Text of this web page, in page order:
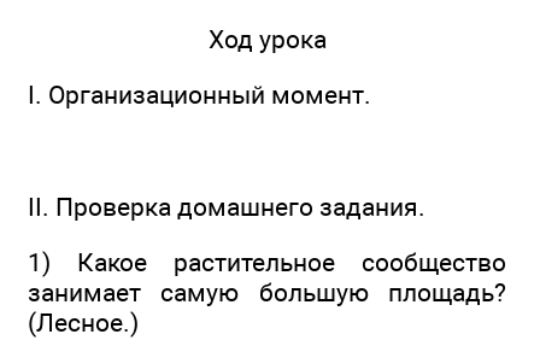
Ход урока
I. Организационный момент.
II. Проверка домашнего задания.
1) Какое растительное сообщество
занимает самую большую площадь?
(Лесное.)